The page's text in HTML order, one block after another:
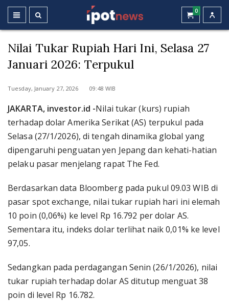
0
Nilai Tukar Rupiah Hari Ini, Selasa 27
Januari 2026: Terpukul
Tuesday, January 27, 2026 09:48 WIB
JAKARTA, investor.id -Nilai tukar (kurs) rupiah
terhadap dolar Amerika Serikat (AS) terpukul pada
Selasa (27/1/2026), di tengah dinamika global yang
dipengaruhi penguatan yen Jepang dan kehati-hatian
pelaku pasar menjelang rapat The Fed.
Berdasarkan data Bloomberg pada pukul 09.03 WIB di
pasar spot exchange, nilai tukar rupiah hari ini elemah
10 poin (0,06%) ke level Rp 16.792 per dolar AS.
Sementara itu, indeks dolar terlihat naik 0,01% ke level
97,05.
Sedangkan pada perdagangan Senin (26/1/2026), nilai
tukar rupiah terhadap dolar AS ditutup menguat 38
poin di level Rp 16.782.